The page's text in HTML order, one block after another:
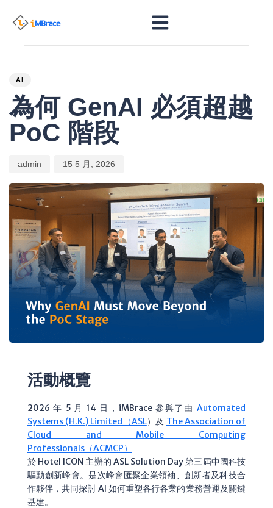
AI
為何 GenAI 必須超越
PoC 階段
admin 15 5 月, 2026
活動概覽
2026 年 5 月 14 日，iMBrace 參與了由 Automated
Systems (H.K.) Limited（ASL） 及 The Association of
Cloud and Mobile Computing
Professionals（ACMCP）
於 Hotel ICON 主辦的 ASL Solution Day 第三屆中國科技
驅動創新峰會。是次峰會匯聚企業領袖、創新者及科技合
作夥伴，共同探討 AI 如何重塑各行各業的業務營運及關鍵
基建。